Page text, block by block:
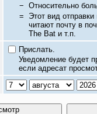
− Относительно
= Этот вид
читают почту в
The Bat и т.п.
Прислать.
Уведомление будет
если адресат